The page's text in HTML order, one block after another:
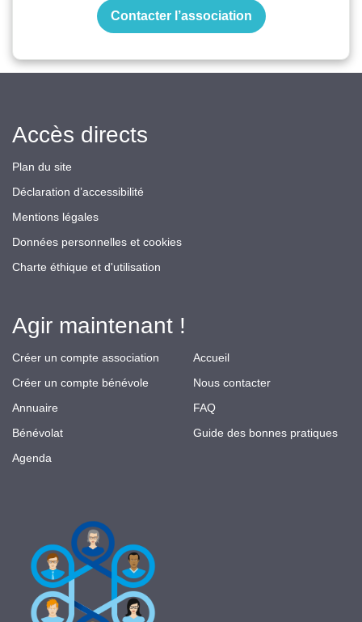
Contacter l’association
Accès directs
Plan du site
Déclaration d’accessibilité
Mentions légales
Données personnelles et cookies
Charte éthique et d'utilisation
Agir maintenant !
Créer un compte association
Créer un compte bénévole
Annuaire
Bénévolat
Agenda
Accueil
Nous contacter
FAQ
Guide des bonnes pratiques